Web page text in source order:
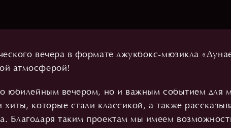
вечера в формате джукбокс-мюзикла
атмосферой!
юбилейным вечером, но и важным событием для
которые стали классикой, а также
Благодаря таким проектам мы имеем